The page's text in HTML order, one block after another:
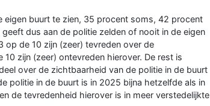
buurt te zien, 35 procent soms, 42 procent
dus aan de politie zelden of nooit in de eigen
op de 10 zijn (zeer) tevreden over de
zijn (zeer) ontevreden hierover. De rest is
over de zichtbaarheid van de politie in de buurt
politie in de buurt is in 2025 bijna hetzelfde als in
de tevredenheid hierover is in meer verstedelijkte